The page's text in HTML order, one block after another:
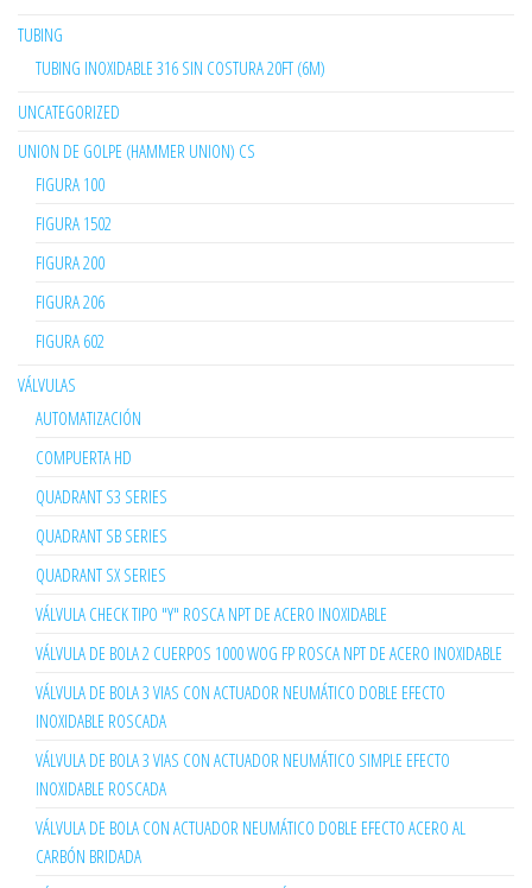
TUBING
TUBING INOXIDABLE 316 SIN COSTURA 20FT (6M)
UNCATEGORIZED
UNION DE GOLPE (HAMMER UNION) CS
FIGURA 100
FIGURA 1502
FIGURA 200
FIGURA 206
FIGURA 602
VÁLVULAS
AUTOMATIZACIÓN
COMPUERTA HD
QUADRANT S3 SERIES
QUADRANT SB SERIES
QUADRANT SX SERIES
VÁLVULA CHECK TIPO "Y" ROSCA NPT DE ACERO INOXIDABLE
VÁLVULA DE BOLA 2 CUERPOS 1000 WOG FP ROSCA NPT DE ACERO INOXIDABLE
VÁLVULA DE BOLA 3 VIAS CON ACTUADOR NEUMÁTICO DOBLE EFECTO
INOXIDABLE ROSCADA
VÁLVULA DE BOLA 3 VIAS CON ACTUADOR NEUMÁTICO SIMPLE EFECTO
INOXIDABLE ROSCADA
VÁLVULA DE BOLA CON ACTUADOR NEUMÁTICO DOBLE EFECTO ACERO AL
CARBÓN BRIDADA